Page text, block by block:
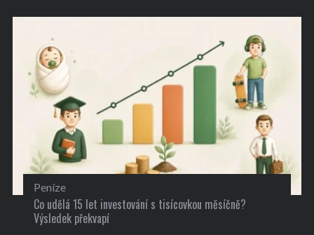
Peníze
Co udělá 15 let investování s tisícovkou měsíčně?
Výsledek překvapí